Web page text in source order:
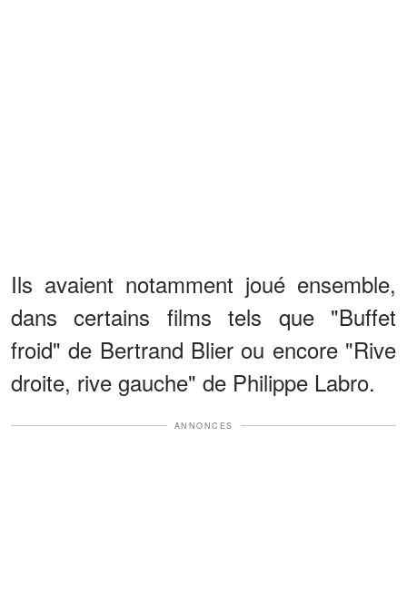
Ils avaient notamment joué ensemble,
dans certains films tels que "Buffet
froid" de Bertrand Blier ou encore "Rive
droite, rive gauche" de Philippe Labro.
ANNONCES